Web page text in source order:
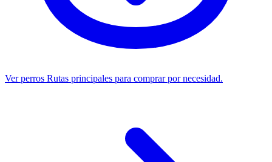
Ver perros Rutas principales para comprar por necesidad.